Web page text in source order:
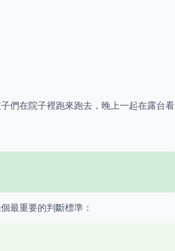
們在院子裡跑來跑去，晚上一起在露台看
最重要的判斷標準：